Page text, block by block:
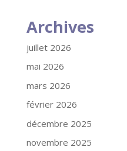
Archives
juillet 2026
mai 2026
mars 2026
février 2026
décembre 2025
novembre 2025